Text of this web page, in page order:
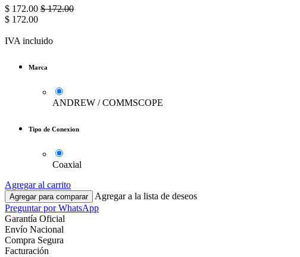
$ 172.00 $172.00
$ 172.00
IVA incluido
Marca
ANDREW / COMMSCOPE
Tipo de Conexion
Coaxial
Agregar al carrito
Agregar para comparar
Agregar a la lista de deseos
Preguntar por WhatsApp
Garantía Oficial
Envío Nacional
Compra Segura
Facturación